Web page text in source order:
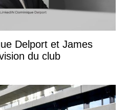
Delport et James
du club